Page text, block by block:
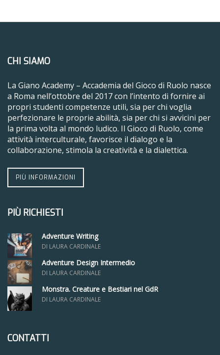
CHI SIAMO
La Giano Academy – Accademia del Gioco di Ruolo nasce
a Roma nell’ottobre del 2017 con l’intento di fornire ai
propri studenti competenze utili, sia per chi voglia
perfezionare le proprie abilità, sia per chi si avvicini per
la prima volta al mondo ludico. Il Gioco di Ruolo, come
attività interculturale, favorisce il dialogo e la
collaborazione, stimola la creatività e la dialettica.
PIÙ INFORMAZIONI
PIÙ RICHIESTI
Adventure Writing
DI LAURA CARDINALE
Adventure Design Intermedio
DI LAURA CARDINALE
Monstra. Creature e Bestiari nel GdR
DI LAURA CARDINALE
CONTATTI